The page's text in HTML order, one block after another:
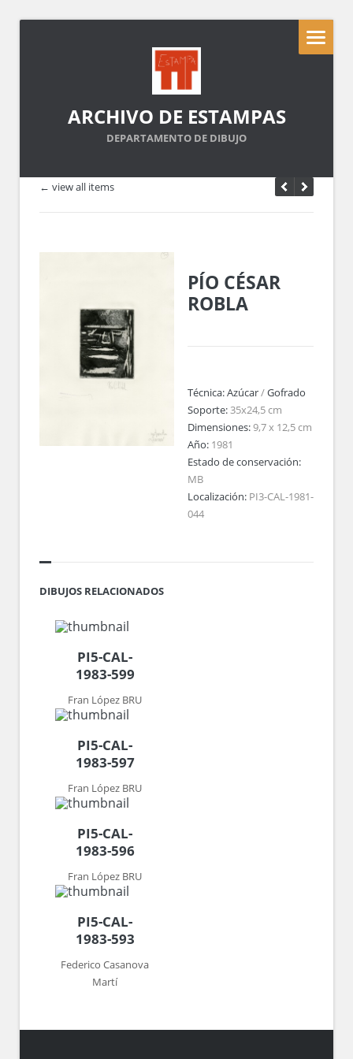
ARCHIVO DE ESTAMPAS
DEPARTAMENTO DE DIBUJO
← view all items
PÍO CÉSAR
ROBLA
Técnica:Azúcar/Gofrado
Soporte:35x24,5 cm
Dimensiones:9,7 x 12,5 cm
Año: 1981
Estado de conservación:
MB
Localización: PI3-CAL-1981-
044
DIBUJOS RELACIONADOS
PI5-CAL-
1983-599
Fran López BRU
PI5-CAL-
1983-597
Fran López BRU
PI5-CAL-
1983-596
Fran López BRU
PI5-CAL-
1983-593
Federico Casanova
Martí